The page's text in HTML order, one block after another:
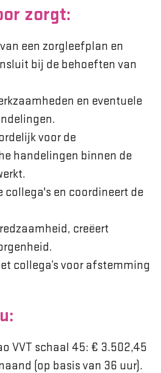
zorgt:
een zorgleefplan en
bij de behoeften van
en eventuele
voor de
handelingen binnen de
collega's en coordineert de
creëert
collega’s voor afstemming
VVT schaal 45: € 3.502,45
(op basis van 36 uur).